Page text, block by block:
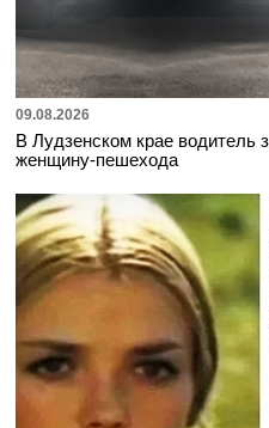
09.08.2026
В Лудзенском крае водитель
женщину-пешехода